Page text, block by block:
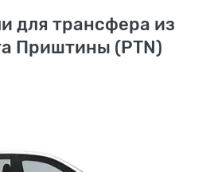
для трансфера из
Приштины (PTN)